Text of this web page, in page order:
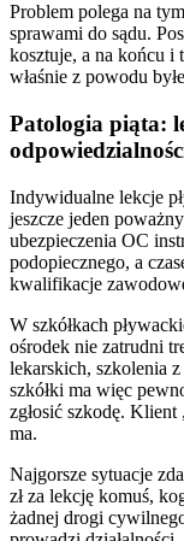
Problem polega na
sprawami do sądu.
kosztuje, a na końcu i
właśnie z powodu
Patologia piąta:
Indywidualne lekcje
jeszcze jeden
ubezpieczenia OC
podopiecznego, a
kwalifikacje
W szkółkach
ośrodek nie zatrudni
lekarskich, szkolenia
szkółki ma więc
zgłosić szkodę.
ma.
Najgorsze sytuacje
zł za lekcję komuś,
żadnej drogi